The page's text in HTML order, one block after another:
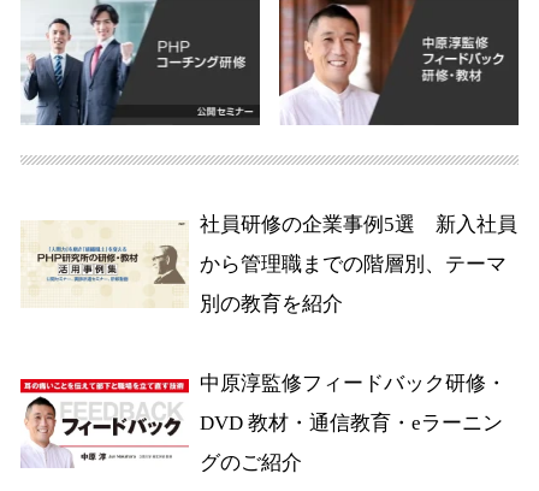
社員研修の企業事例5選 新入社員
から管理職までの階層別、テーマ
別の教育を紹介
中原淳監修フィードバック研修・
DVD 教材・通信教育・eラーニン
グのご紹介